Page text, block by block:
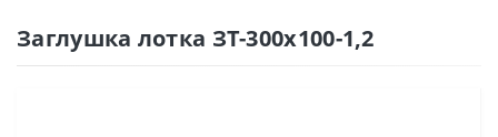
Заглушка лотка ЗТ-300х100-1,2